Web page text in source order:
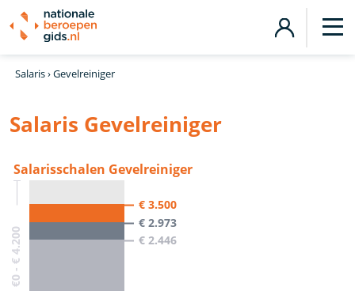
Salaris›Gevelreiniger
Salaris Gevelreiniger
Salarisschalen Gevelreiniger
€0 - € 4.200
€ 3.500
€ 2.973
€ 2.446